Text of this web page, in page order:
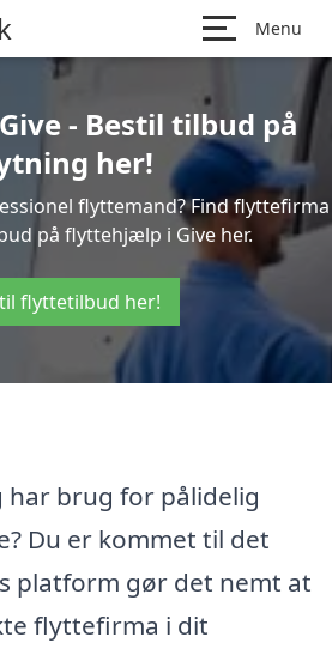
Menu
- Bestil tilbud på
her!
flyttemand? Find flyttefirma
på flyttehjælp i Give her.
flyttetilbud her!
har brug for pålidelig
Du er kommet til det
platform gør det nemt at
flyttefirma i dit